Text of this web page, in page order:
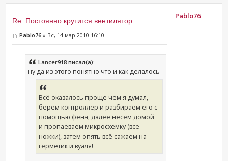
Re: Постоянно крутится вентилятор...
Pablo76 » Вс, 14 мар 2010 16:10
Lancer918 писал(а):
ну да из этого понятно что и как делалось
Всё оказалось проще чем я думал,
берём контроллер и разбираем его с
помощью фена, далее несём домой
и пропаеваем микросхемку (все
ножки), затем опять всё сажаем на
герметик и вуаля!
Pablo76